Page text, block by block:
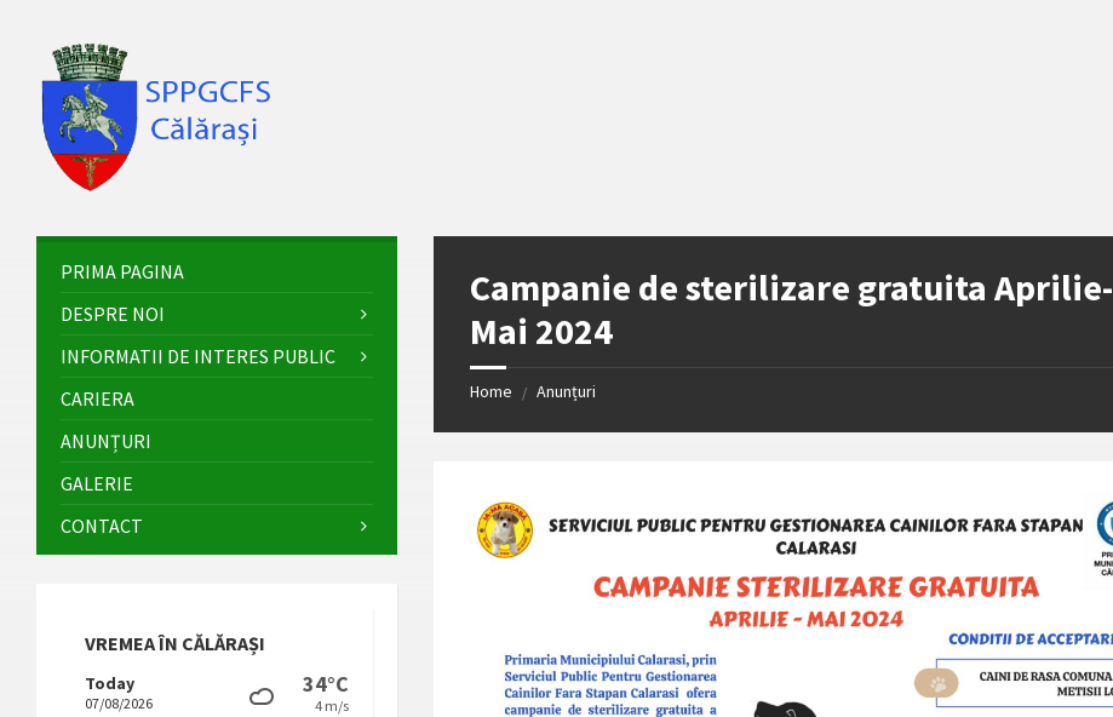
content
sidebar
sidebar
footer
Campanie de sterilizare gratuita Aprilie-
Mai 2024
Home / Anunțuri
PRIMA PAGINA
DESPRE NOI
INFORMATII DE INTERES PUBLIC
CARIERA
ANUNȚURI
GALERIE
CONTACT
VREMEA ÎN CĂLĂRAȘI
Today
07/08/2026
34°C
4 m/s